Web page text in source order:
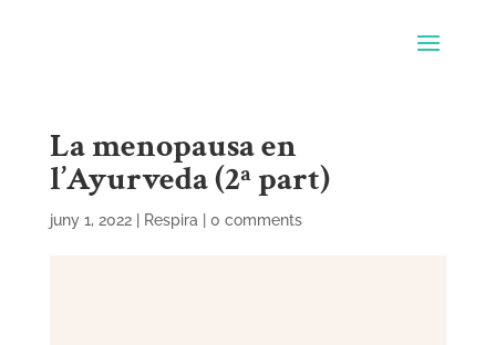
La menopausa en
l’Ayurveda (2ª part)
juny 1, 2022| Respira 0 comments